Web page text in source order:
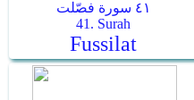
٤١ سورة فصّلت
41. Surah
Fussilat